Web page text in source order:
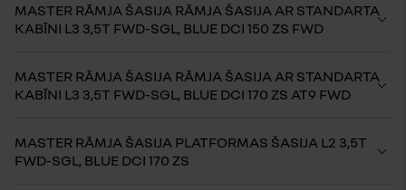
MASTER RĀMJA ŠASIJA RĀMJA ŠASIJA AR STANDARTA
KABĪNI L3 3,5T FWD-SGL, BLUE DCI 150 ZS FWD
MASTER RĀMJA ŠASIJA RĀMJA ŠASIJA AR STANDARTA
KABĪNI L3 3,5T FWD-SGL, BLUE DCI 170 ZS AT9 FWD
MASTER RĀMJA ŠASIJA PLATFORMAS ŠASIJA L2 3,5T
FWD-SGL, BLUE DCI 170 ZS